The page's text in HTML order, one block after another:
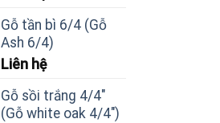
Gỗ tần bì 6/4 (Gỗ
Ash 6/4)
Liên hệ
Gỗ sồi trắng 4/4"
(Gỗ white oak 4/4")